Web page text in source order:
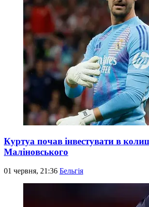
Куртуа почав інвестувати в
Маліновського
01 червня, 21:36 Бельгія